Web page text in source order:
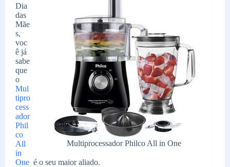
Multiprocessador Philco All in One
Dia
das
Mãe
s,
voc
ê já
sabe
que
o
Mul
tipro
cess
ador
Phil
co
All
in
One é o seu maior aliado.